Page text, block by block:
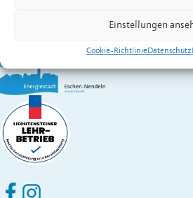
Einstellungen
Cookie-RichtlinieDatenschutz